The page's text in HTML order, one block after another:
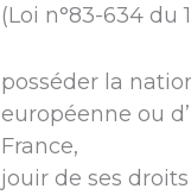
(Loi n°83-634 du
posséder la
européenne ou
France,
jouir de ses